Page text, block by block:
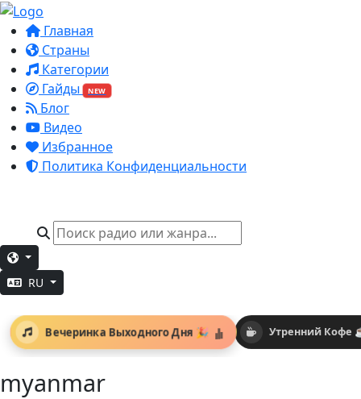
Главная
Страны
Категории
Гайды
NEW
Блог
Видео
Избранное
Политика Конфиденциальности
RU
Утренний Кофе
Вечеринка Выходного Дня 🎉
myanmar